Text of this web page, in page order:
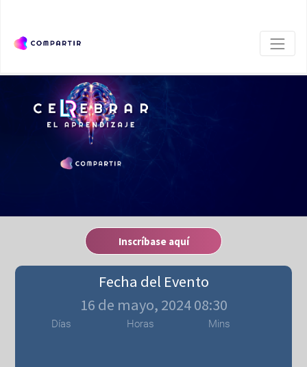
Inscríbase aquí
Fecha del Evento
16 de mayo, 2024 08:30
Días Horas Mins